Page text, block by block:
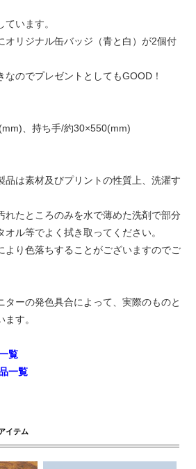
います。
リジナル缶バッジ（青と白）が2個付
のでプレゼントとしてもGOOD！
、持ち手/約30×550(mm)
品は素材及びプリントの性質上、洗濯す
れたところのみを水で薄めた洗剤で部分
ル等でよく拭き取ってください。
より色落ちすることがございますのでご
ターの発色具合によって、実際のものと
す。
覧
一覧
イテム